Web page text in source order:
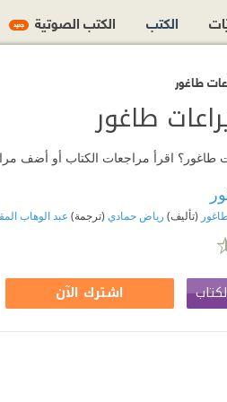
طاغور
طاغور
طاغور؟ اقرأ مراجعات الكتاب أو أضف
(تأليف) رياض حمادي (ترجمة) عبد الوهاب
اشترك الآن
الكتب الكتب الصوتية جديد